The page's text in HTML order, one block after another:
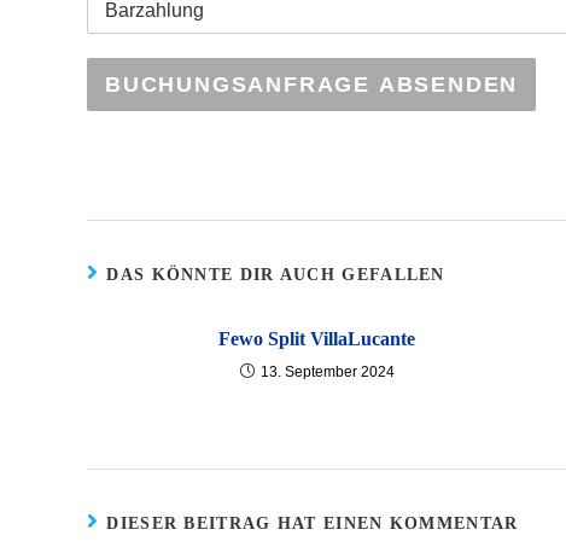
BUCHUNGSANFRAGE ABSENDEN
DAS KÖNNTE DIR AUCH GEFALLEN
Fewo Split VillaLucante
13. September 2024
DIESER BEITRAG HAT EINEN KOMMENTAR